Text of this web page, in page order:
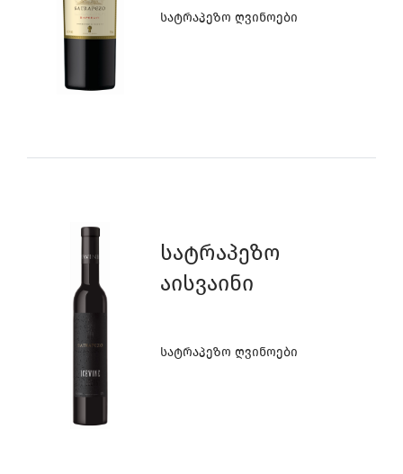
Სატრაპეზო Ღვინოები
Სატრაპეზო
Აისვაინი
Სატრაპეზო Ღვინოები